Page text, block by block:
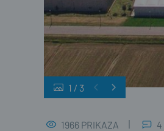
1 / 3
1966 PRIKAZA 4